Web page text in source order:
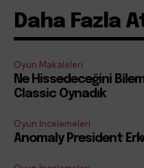
Daha Fazla
Oyun Makaleleri
Ne Hissedeceğini
Classic Oynadık
Oyun İncelemeleri
Anomaly President